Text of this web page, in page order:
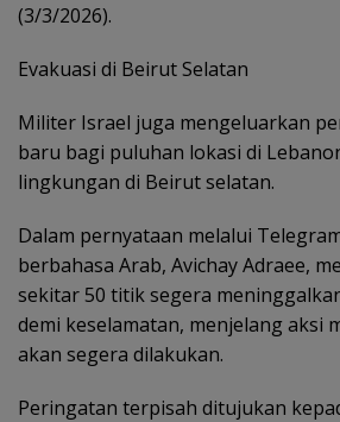
(3/3/2026).
Evakuasi di Beirut Selatan
Militer Israel juga mengeluarkan
baru bagi puluhan lokasi di
lingkungan di Beirut selatan.
Dalam pernyataan melalui
berbahasa Arab, Avichay Adraee,
sekitar 50 titik segera
demi keselamatan, menjelang aksi
akan segera dilakukan.
Peringatan terpisah ditujukan